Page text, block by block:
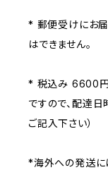
* 郵便受けにお
はできません。
* 税込み 6600円
ですので、配達日
ご記入下さい）
*海外への発送に